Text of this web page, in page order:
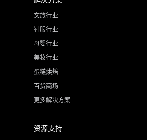
文旅行业
鞋服行业
母婴行业
美妆行业
蛋糕烘焙
百货商场
更多解决方案
资源支持